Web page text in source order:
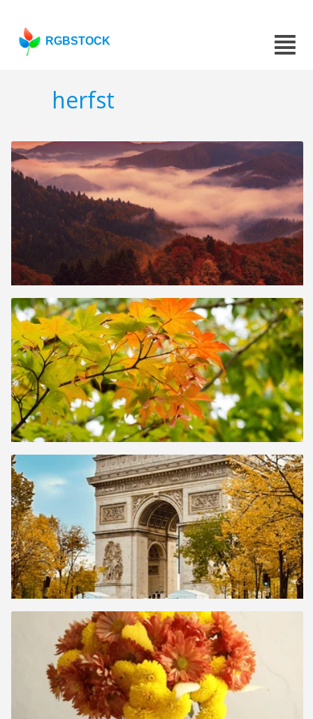
RGBSTOCK
herfst